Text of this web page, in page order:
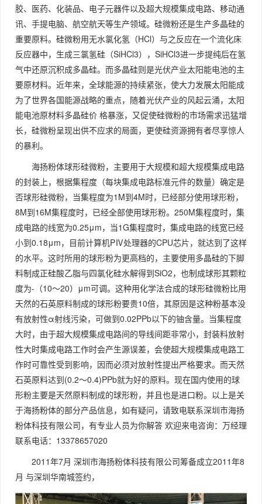
胶、医药、化装品、电子元器件以及超大规模集成电路、移动通
讯、手提电脑、航空航天等生产领域。硅微粉还是生产多晶硅的
重要原料。硅微粉用无水氯化氢（HCl）与之反应在一个流化床
反应器中，生成三氯氢硅（SiHCl3），SiHCl3进一步提纯后在氢
气中还原沉积成多晶硅。而多晶硅则是光伏产业太阳能电池的主
要原材料。近年来，全球能源的持续紧张，使大力发展太阳能成
为了世界各国能源战略的重点，随着光伏产业的风起云涌，太阳
能电池原材料多晶硅价 格暴涨，又促使硅微粉的市场需求迅猛增
长，硅微粉呈现出供不应求的局面，更使硅资源拥有者尽享惊人
的暴利。
海扬粉体球形硅微粉，主要用于大规模和超大规模集成电路
的封装上，根据集程度（每块集成电路标准元件的数量）确定是
否球形硅微粉，当集程度为1M到4M时，已经部分使用球形粉，
8M到16M集程度时，已经全部使用球形粉。250M集程度时，集
成电路的线宽为0.25μm，当1G集程度时，集成电路的线宽已经
小到0.18μm，目前计算机PⅣ处理器的CPU芯片，就达到了这样
的水平。这时所用的球形粉为更高档的，主要使用多晶硅的下脚
料制成正硅酸乙脂与四氯化硅水解得到SiO2，也制成球形其颗粒
度为-（10～20）μm可调。这种用化学法合成的球形硅微粉比用
天然的石英原料制成的球形粉要贵10倍，其原因是这种粉基本没
有放射性α射线污染，可做到0.02PPb以下的铀含量。当集程度
大时，由于超大规模集成电路间的导线间距非常小，封装料放射
性大时集成电路工作时会产生源误差，会使超大规模集成电路工
作时可靠性受到影响，因而必须对放射性提出严格要求。而天然
石英原料达到(0.2～0.4)PPb就为好的原料。现在国内使用的球
形粉主要是天然原料制成的球形粉，并且也是进口粉。以上是关
于海扬粉体的部分产品信息，如有疑问，请致电联系深圳市海扬
粉体科技有限公司，有专业人员为你解答 欢迎来电咨询：万经理
联系电话：13378657020
2011年7月 深圳市海扬粉体科技有限公司筹备成立2011年8
月 与深圳华南城签约，